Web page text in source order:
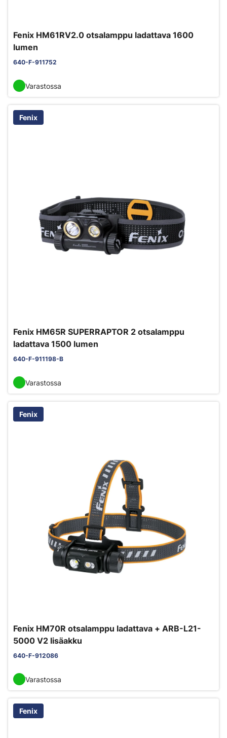
Fenix HM61RV2.0 otsalamppu ladattava 1600
lumen
640-F-911752
Varastossa
Fenix
Fenix HM65R SUPERRAPTOR 2 otsalamppu
ladattava 1500 lumen
640-F-911198-B
Varastossa
Fenix
Fenix HM70R otsalamppu ladattava + ARB-L21-
5000 V2 lisäakku
640-F-912086
Varastossa
Fenix